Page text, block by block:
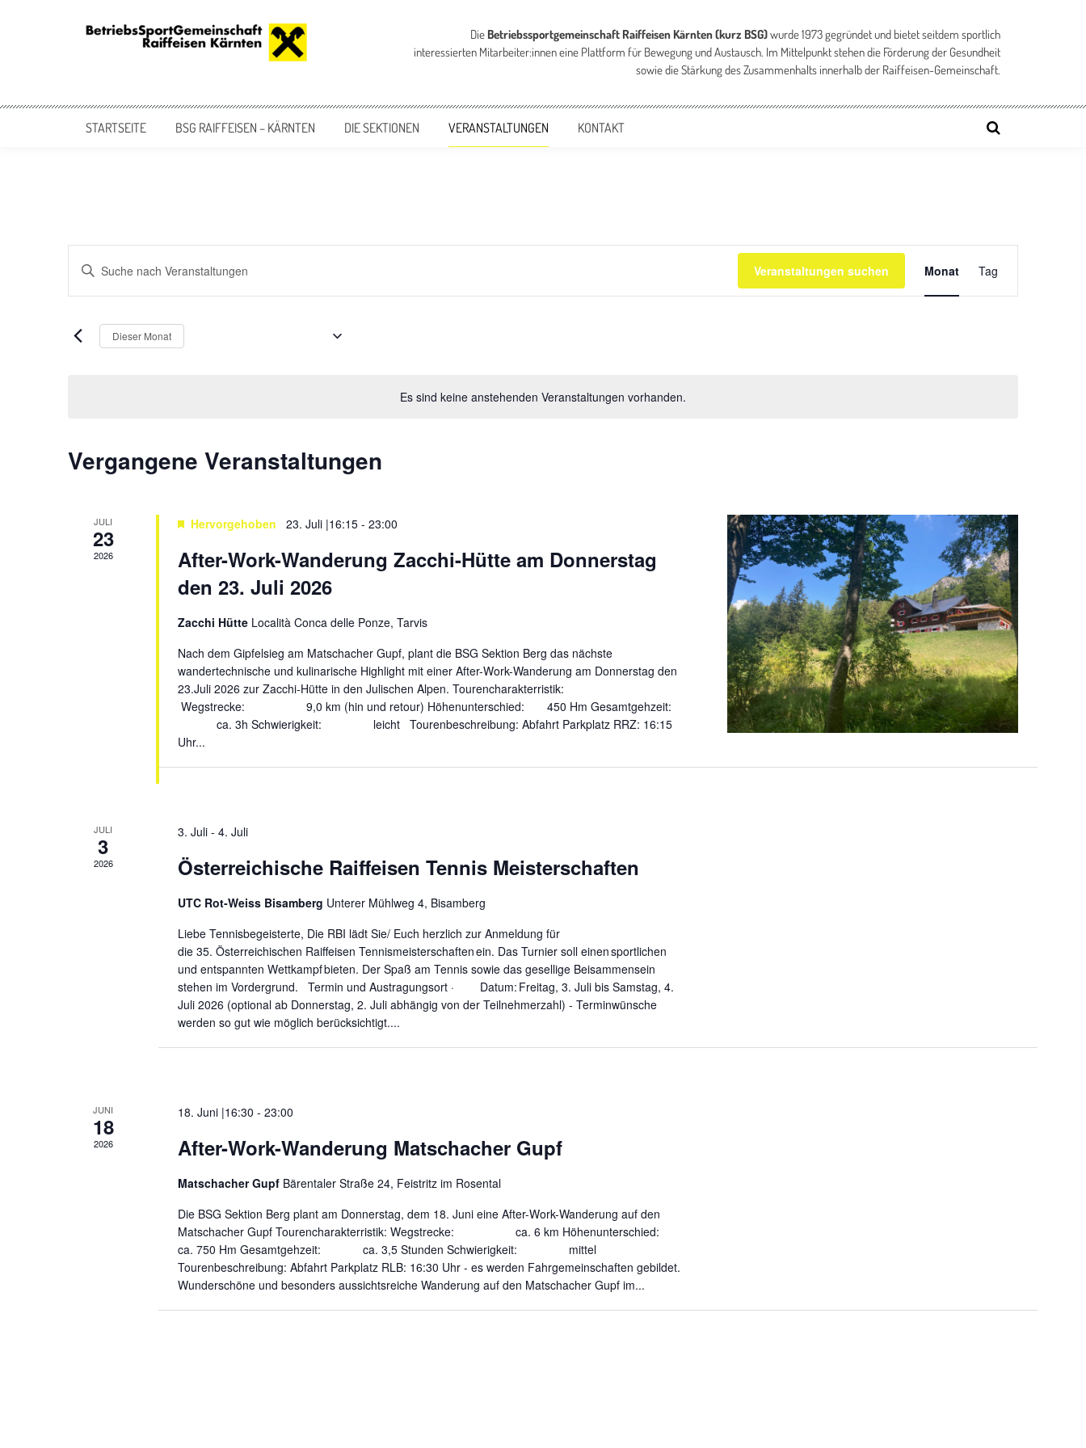
BSG Raiffeisen – Kärnten
Die Betriebssportgemeinschaft Raiffeisen Kärnten (kurz BSG)wurde 1973 gegründet und bietet seitdem sportlich
interessierten Mitarbeiter:innen eine Plattform für Bewegung und Austausch. Im Mittelpunkt stehen die Förderung der Gesundheit
sowie die Stärkung des Zusammenhalts innerhalb der Raiffeisen-Gemeinschaft.
STARTSEITE BSG RAIFFEISEN – KÄRNTEN DIE SEKTIONEN VERANSTALTUNGEN KONTAKT
Es sind keine anstehenden Veranstaltungen vorhanden.
Veranstaltungen
Suche
und
Ansichten,
Bitte
Schlüsselwort
eingeben.
nach
Veranstaltungen
Veranstaltungen suchen
Veranstaltung
Ansichten-
Monat Tag
Dieser Monat
Kalender
Veranstaltungen
Vergangene Veranstaltungen
JULI
23
2026
Hervorgehoben 23. Juli |16:15- 23:00
After-Work-Wanderung Zacchi-Hütte am Donnerstag
den 23. Juli 2026
Zacchi Hütte Località Conca delle Ponze, Tarvis
Nach dem Gipfelsieg am Matschacher Gupf, plant die BSG Sektion Berg das nächste
wandertechnische und kulinarische Highlight mit einer After-Work-Wanderung am Donnerstag den
23.Juli 2026 zur Zacchi-Hütte in den Julischen Alpen. Tourencharakterristik:
Wegstrecke: 9,0 km (hin und retour) Höhenunterschied: 450 Hm Gesamtgehzeit:
ca. 3h Schwierigkeit: leicht Tourenbeschreibung: Abfahrt Parkplatz RRZ: 16:15
Uhr...
JULI
3
2026
3. Juli- 4. Juli
Österreichische Raiffeisen Tennis Meisterschaften
UTC Rot‑Weiss Bisamberg Unterer Mühlweg 4, Bisamberg
Liebe Tennisbegeisterte, Die RBI lädt Sie/ Euch herzlich zur Anmeldung für
die 35. Österreichischen Raiffeisen Tennismeisterschaften ein. Das Turnier soll einen sportlichen
und entspannten Wettkampf bieten. Der Spaß am Tennis sowie das gesellige Beisammensein
stehen im Vordergrund. Termin und Austragungsort · Datum: Freitag, 3. Juli bis Samstag, 4.
Juli 2026 (optional ab Donnerstag, 2. Juli abhängig von der Teilnehmerzahl) - Terminwünsche
werden so gut wie möglich berücksichtigt....
JUNI
18
2026
18. Juni |16:30 - 23:00
After-Work-Wanderung Matschacher Gupf
Matschacher Gupf Bärentaler Straße 24, Feistritz im Rosental
Die BSG Sektion Berg plant am Donnerstag, dem 18. Juni eine After-Work-Wanderung auf den
Matschacher Gupf Tourencharakterristik: Wegstrecke: ca. 6 km Höhenunterschied:
ca. 750 Hm Gesamtgehzeit: ca. 3,5 Stunden Schwierigkeit: mittel
Tourenbeschreibung: Abfahrt Parkplatz RLB: 16:30 Uhr - es werden Fahrgemeinschaften gebildet.
Wunderschöne und besonders aussichtsreiche Wanderung auf den Matschacher Gupf im...